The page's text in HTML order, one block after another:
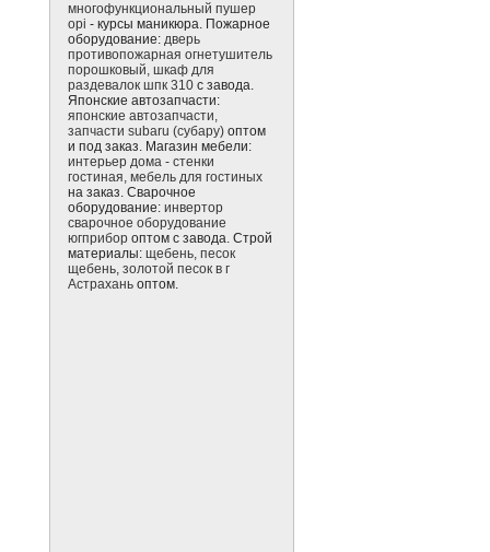
многофункциональный пушер
opi - курсы маникюра. Пожарное
оборудование: дверь
противопожарная огнетушитель
порошковый, шкаф для
раздевалок шпк 310с завода.
Японские автозапчасти:
японские автозапчасти,
запчасти subaru (субару)оптом
и под заказ. Магазин мебели:
интерьер дома - стенки
гостиная, мебель для гостиных
на заказ. Сварочное
оборудование: инвертор
сварочное оборудование
югприбороптом с завода. Строй
материалы: щебень, песок
щебень, золотой песок в г
Астраханьоптом.